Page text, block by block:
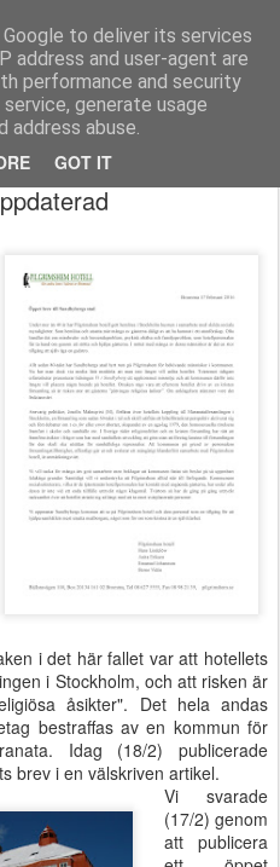
to deliver its services
address and user-agent are
performance and security
generate usage
abuse.
GOT IT
- för vår tros skull
i det här fallet var att hotellets
i Stockholm, och att risken är
åsikter". Det hela andas
bestraffas av en kommun för
Idag (18/2) publicerade
brev i en välskriven artikel.
Vi svarade
(17/2) genom
att publicera